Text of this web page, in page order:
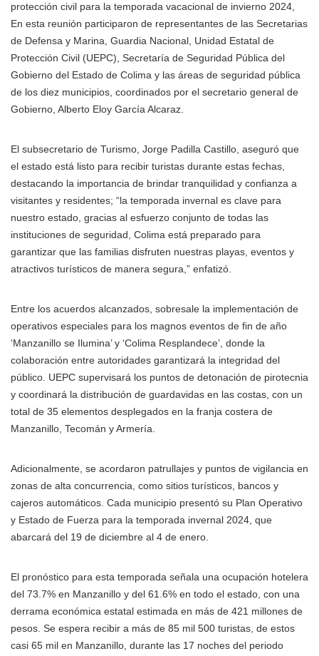
protección civil para la temporada vacacional de invierno 2024,
En esta reunión participaron de representantes de las Secretarias
de Defensa y Marina, Guardia Nacional, Unidad Estatal de
Protección Civil (UEPC), Secretaría de Seguridad Pública del
Gobierno del Estado de Colima y las áreas de seguridad pública
de los diez municipios, coordinados por el secretario general de
Gobierno, Alberto Eloy García Alcaraz.
El subsecretario de Turismo, Jorge Padilla Castillo, aseguró que
el estado está listo para recibir turistas durante estas fechas,
destacando la importancia de brindar tranquilidad y confianza a
visitantes y residentes; “la temporada invernal es clave para
nuestro estado, gracias al esfuerzo conjunto de todas las
instituciones de seguridad, Colima está preparado para
garantizar que las familias disfruten nuestras playas, eventos y
atractivos turísticos de manera segura,” enfatizó.
Entre los acuerdos alcanzados, sobresale la implementación de
operativos especiales para los magnos eventos de fin de año
‘Manzanillo se Ilumina’ y ‘Colima Resplandece’, donde la
colaboración entre autoridades garantizará la integridad del
público. UEPC supervisará los puntos de detonación de pirotecnia
y coordinará la distribución de guardavidas en las costas, con un
total de 35 elementos desplegados en la franja costera de
Manzanillo, Tecomán y Armería.
Adicionalmente, se acordaron patrullajes y puntos de vigilancia en
zonas de alta concurrencia, como sitios turísticos, bancos y
cajeros automáticos. Cada municipio presentó su Plan Operativo
y Estado de Fuerza para la temporada invernal 2024, que
abarcará del 19 de diciembre al 4 de enero.
El pronóstico para esta temporada señala una ocupación hotelera
del 73.7% en Manzanillo y del 61.6% en todo el estado, con una
derrama económica estatal estimada en más de 421 millones de
pesos. Se espera recibir a más de 85 mil 500 turistas, de estos
casi 65 mil en Manzanillo, durante las 17 noches del periodo